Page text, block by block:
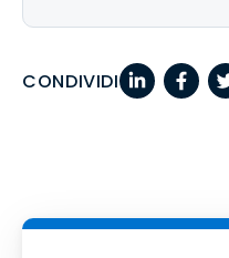
CONDIVIDI